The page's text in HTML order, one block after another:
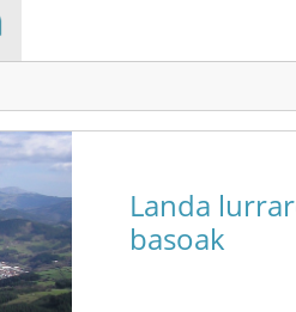
Landa
basoak